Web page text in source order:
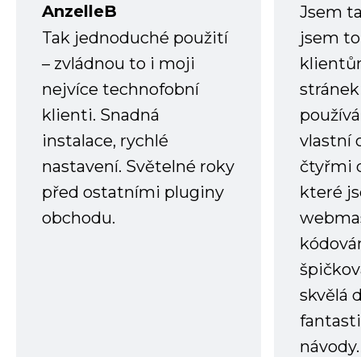
AnzelleB
Tak jednoduché použití
– zvládnou to i moji
nejvíce technofobní
klienti. Snadná
instalace, rychlé
nastavení. Světelné roky
před ostatními pluginy
obchodu.
Jsem
jsem
vlastní
čtyřmi
které
skvělá